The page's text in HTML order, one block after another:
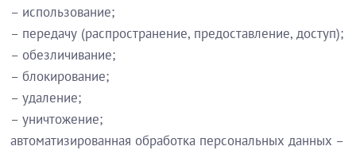
– использование;
– передачу (распространение, предоставление, доступ);
– обезличивание;
– блокирование;
– удаление;
– уничтожение;
автоматизированная обработка персональных данных –